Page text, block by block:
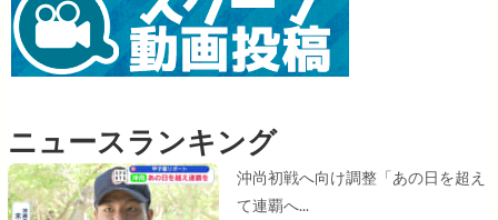
ニュースランキング
沖尚初戦へ向け調整「あの日を超え
て連覇へ...